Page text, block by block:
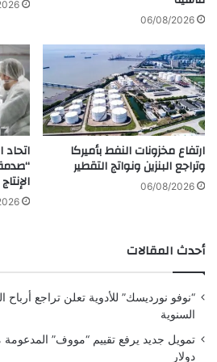
ملاحظة:قد يتم استخدام
الأحيان لتوفير هذا المحتوى.
شارك هذا الموضوع:
rأ
ا
م
ا
ل
أ
خ
ي
ر
ة
ي
ن
ص
ر
06/08/2026
ارتفاع مخزونات النفط بأميركا
وتراجع البنزين ونواتج التقطير
06/08/2026
أحدث المقالات
“نوفو نورديسك” للأدوية تعلن تراجع أرباح
السنوية
دولار